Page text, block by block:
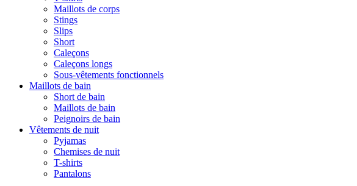
Maillots de corps
Stings
Slips
Short
Caleçons
Caleçons longs
Sous-vêtements fonctionnels
Maillots de bain
Short de bain
Maillots de bain
Peignoirs de bain
Vêtements de nuit
Pyjamas
Chemises de nuit
T-shirts
Pantalons